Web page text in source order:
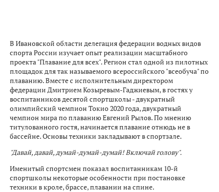
В Ивановской области делегация федерации водных видов
спорта России изучает опыт реализации масштабного
проекта "Плавание для всех". Регион стал одной из пилотных
площадок для так называемого всероссийского "всеобуча" по
плаванию. Вместе с исполнительным директором
федерации Дмитрием Козыревым-Гаджиевым, в гостях у
воспитанников десятой спортшколы - двукратный
олимпийский чемпион Токио 2020 года, двукратный
чемпион мира по плаванию Евгений Рылов. По мнению
титулованного гостя, начинается плавание отнюдь не в
бассейне. Основы техники закладывают в спортзале.
"Давай, давай, думай-думай-думай! Включай голову".
Именитый спортсмен показал воспитанникам 10-й
спортшколы некоторые особенности при постановке
техники в кроле, брассе, плавании на спине.